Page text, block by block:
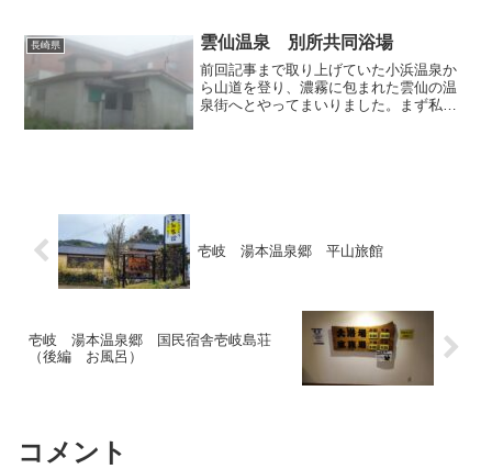
沿いに旅館群が櫛比する光景...
長崎県 雲仙温泉 別所共同浴場
前回記事まで取り上げていた小浜温泉か
ら山道を登り、濃霧に包まれた雲仙の温
泉街へとやってまいりました。まず私が
壱岐 湯本温泉郷 平山旅館
壱岐 湯本温泉郷 国民宿舎壱岐島荘
（後編 お風呂）
コメント